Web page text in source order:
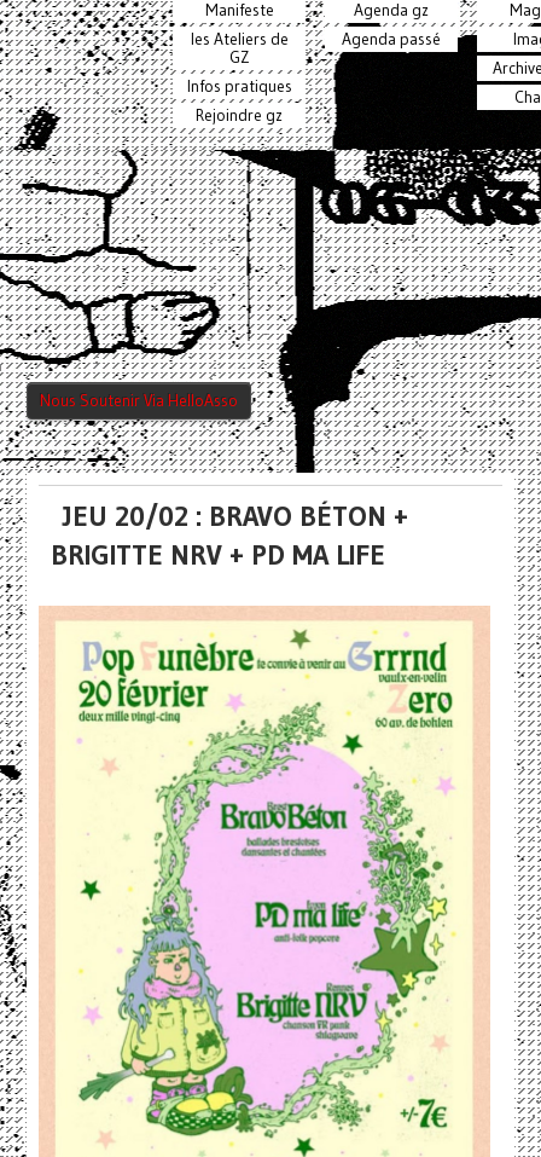
Manifeste
les Ateliers de
GZ
Infos pratiques
Rejoindre gz
Agenda gz
Agenda passé
Nous Soutenir Via HelloAsso
JEU 20/02 : BRAVO BÉTON +
BRIGITTE NRV + PD MA LIFE